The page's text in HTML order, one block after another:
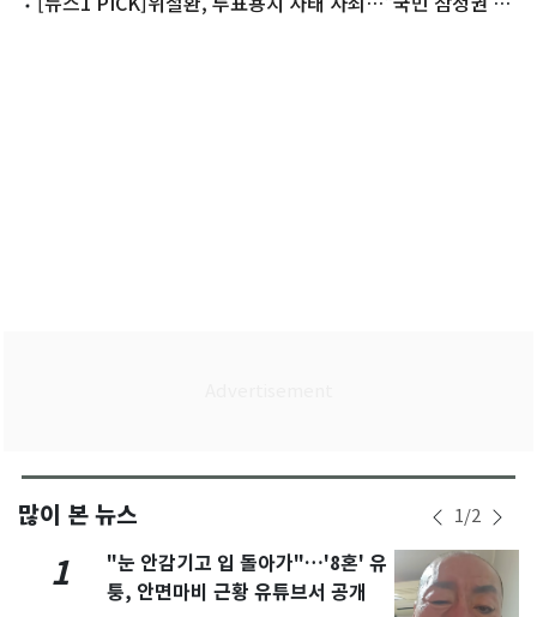
많이 본 뉴스 1/2
1
"눈 안감기고 입 돌아가"…'8혼' 유
퉁, 안면마비 근황 유튜브서 공개